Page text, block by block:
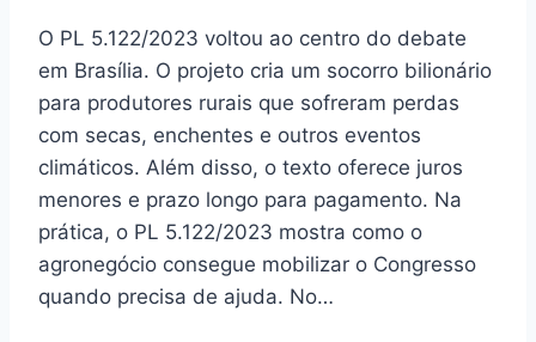
O PL 5.122/2023 voltou ao centro do debate
em Brasília. O projeto cria um socorro bilionário
para produtores rurais que sofreram perdas
com secas, enchentes e outros eventos
climáticos. Além disso, o texto oferece juros
menores e prazo longo para pagamento. Na
prática, o PL 5.122/2023 mostra como o
agronegócio consegue mobilizar o Congresso
quando precisa de ajuda. No…